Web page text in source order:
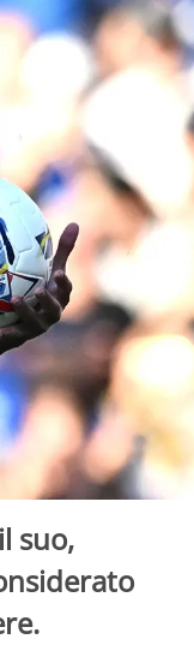
suo,